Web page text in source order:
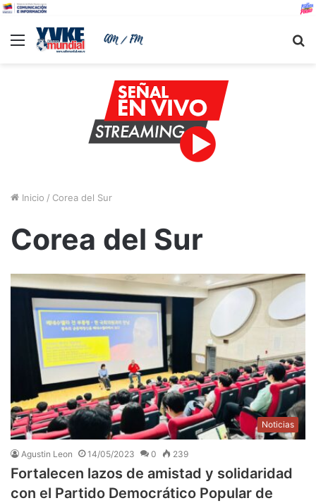
Menu
Inicio / Corea del Sur
Corea del Sur
Noticias
Agustin Leon 14/05/2023 0 239
Fortalecen lazos de amistad y solidaridad
con el Partido Democrático Popular de